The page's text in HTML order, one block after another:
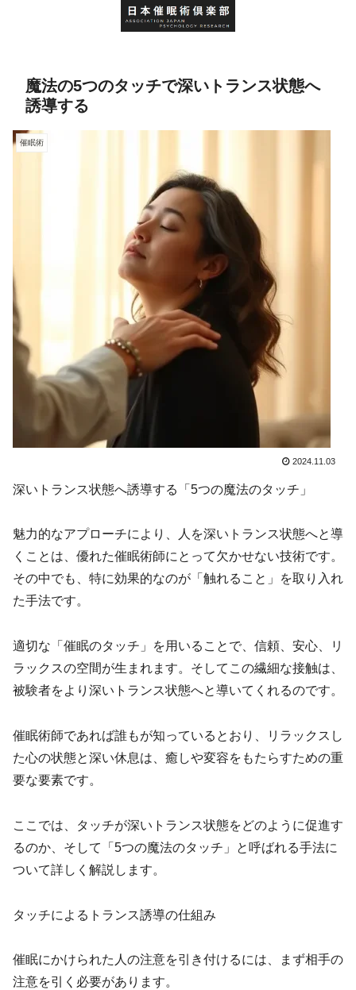
魔法の5つのタッチで深いトランス状態へ
誘導する
催眠術
2024.11.03
深いトランス状態へ誘導する「5つの魔法のタッチ」
魅力的なアプローチにより、人を深いトランス状態へと導
くことは、優れた催眠術師にとって欠かせない技術です。
その中でも、特に効果的なのが「触れること」を取り入れ
た手法です。
適切な「催眠のタッチ」を用いることで、信頼、安心、リ
ラックスの空間が生まれます。そしてこの繊細な接触は、
被験者をより深いトランス状態へと導いてくれるのです。
催眠術師であれば誰もが知っているとおり、リラックスし
た心の状態と深い休息は、癒しや変容をもたらすための重
要な要素です。
ここでは、タッチが深いトランス状態をどのように促進す
るのか、そして「5つの魔法のタッチ」と呼ばれる手法に
ついて詳しく解説します。
タッチによるトランス誘導の仕組み
催眠にかけられた人の注意を引き付けるには、まず相手の
注意を引く必要があります。